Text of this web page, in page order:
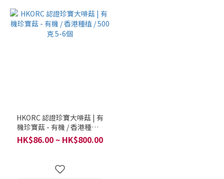
HKORC 認證珍寶大啡菇 | 有
機珍寶菇 - 有機 / 香港種植 /
500克 5-6個
HK$86.00 ~ HK$800.00